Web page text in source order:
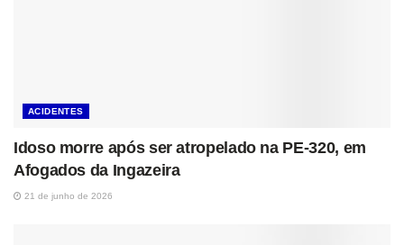
ACIDENTES
Idoso morre após ser atropelado na PE-320, em
Afogados da Ingazeira
21 de junho de 2026